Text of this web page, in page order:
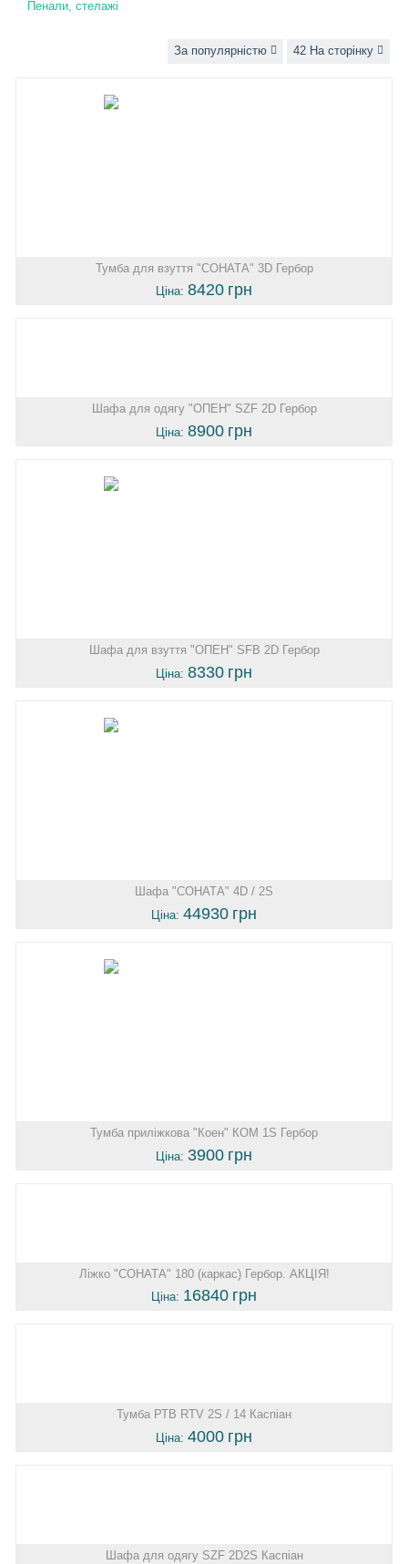
Пенали, стелажі
За популярністю 42 На сторінку
Тумба для взуття "СОНАТА" 3D Гербор
Ціна: 8420 грн
Шафа для одягу "ОПЕН" SZF 2D Гербор
Ціна: 8900 грн
Шафа для взуття "ОПЕН" SFB 2D Гербор
Ціна: 8330 грн
Шафа "СОНАТА" 4D / 2S
Ціна: 44930 грн
Тумба приліжкова "Коен" КОМ 1S Гербор
Ціна: 3900 грн
Ліжко "СОНАТА" 180 (каркас) Гербор. АКЦІЯ!
Ціна: 16840 грн
Тумба РТВ RTV 2S / 14 Каспіан
Ціна: 4000 грн
Шафа для одягу SZF 2D2S Каспіан